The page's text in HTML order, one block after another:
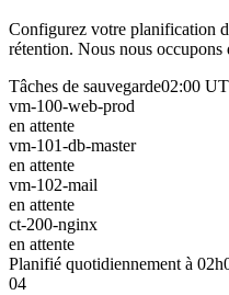
Configurez votre planification
rétention. Nous nous occupons
Tâches de sauvegarde02:00
vm-100-web-prod
en attente
vm-101-db-master
en attente
vm-102-mail
en attente
ct-200-nginx
en attente
Planifié quotidiennement à
04